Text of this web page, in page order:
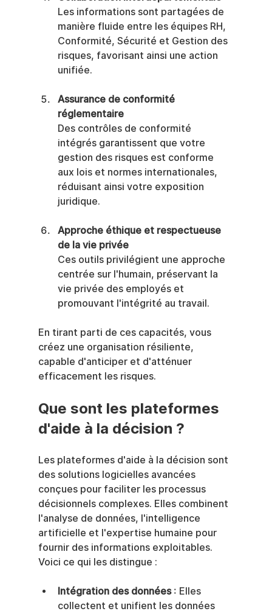
Les informations sont partagées de
manière fluide entre les équipes RH,
Conformité, Sécurité et Gestion des
risques, favorisant ainsi une action
unifiée.
Assurance de conformité
réglementaire
Des contrôles de conformité
intégrés garantissent que votre
gestion des risques est conforme
aux lois et normes internationales,
réduisant ainsi votre exposition
juridique.
Approche éthique et respectueuse
de la vie privée
Ces outils privilégient une approche
centrée sur l'humain, préservant la
vie privée des employés et
promouvant l'intégrité au travail.
En tirant parti de ces capacités, vous
créez une organisation résiliente,
capable d'anticiper et d'atténuer
efficacement les risques.
Que sont les plateformes
d'aide à la décision ?
Les plateformes d'aide à la décision sont
des solutions logicielles avancées
conçues pour faciliter les processus
décisionnels complexes. Elles combinent
l'analyse de données, l'intelligence
artificielle et l'expertise humaine pour
fournir des informations exploitables.
Voici ce qui les distingue :
Intégration des données : Elles
collectent et unifient les données